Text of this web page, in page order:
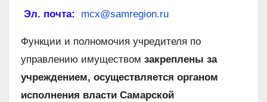
Эл. почта: mcx@samregion.ru
Функции и полномочия учредителя по
управлению имуществом закреплены за
учреждением, осуществляется органом
исполнения власти Самарской